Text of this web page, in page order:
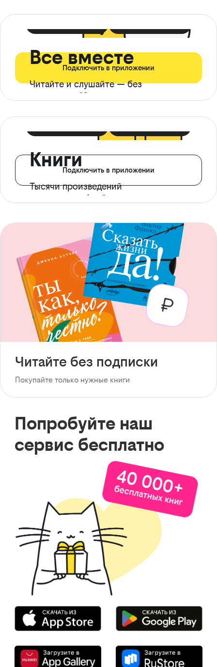
Все вместе
Читайте и слушайте — без
ограничений*
Подключить в приложении
Книги
Тысячи произведений
с доступом офлайн
Подключить в приложении
Читайте без подписки
Покупайте только нужные книги
Попробуйте наш
сервис бесплатно